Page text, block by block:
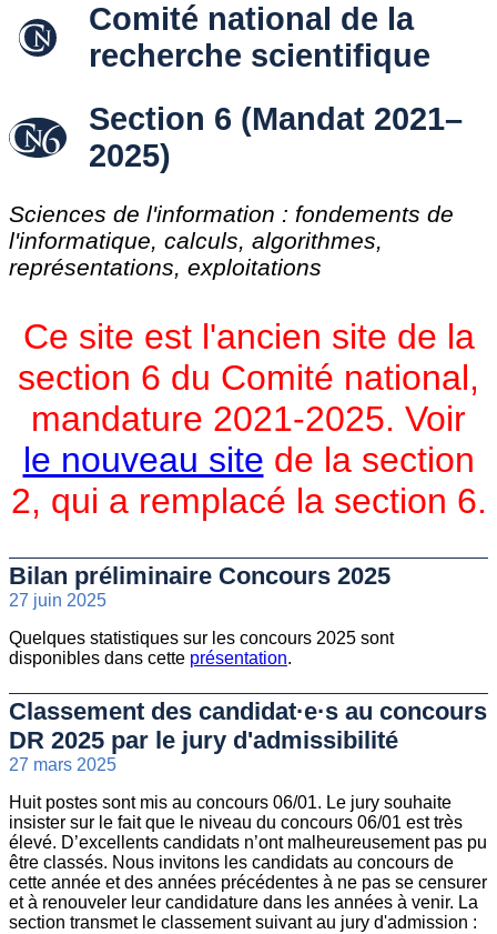
Comité national de la
recherche scientifique
Section 6 (Mandat 2021–
2025)
Sciences de l'information : fondements de
l'informatique, calculs, algorithmes,
représentations, exploitations
Ce site est l'ancien site de la
section 6 du Comité national,
mandature 2021-2025. Voir
le nouveau site de la section
2, qui a remplacé la section 6.
Bilan préliminaire Concours 2025
27 juin 2025
Quelques statistiques sur les concours 2025 sont
disponibles dans cette présentation.
Classement des candidat·e·s au concours
DR 2025 par le jury d'admissibilité
27 mars 2025
Huit postes sont mis au concours 06/01. Le jury souhaite
insister sur le fait que le niveau du concours 06/01 est très
élevé. D’excellents candidats n’ont malheureusement pas pu
être classés. Nous invitons les candidats au concours de
cette année et des années précédentes à ne pas se censurer
et à renouveler leur candidature dans les années à venir. La
section transmet le classement suivant au jury d'admission :